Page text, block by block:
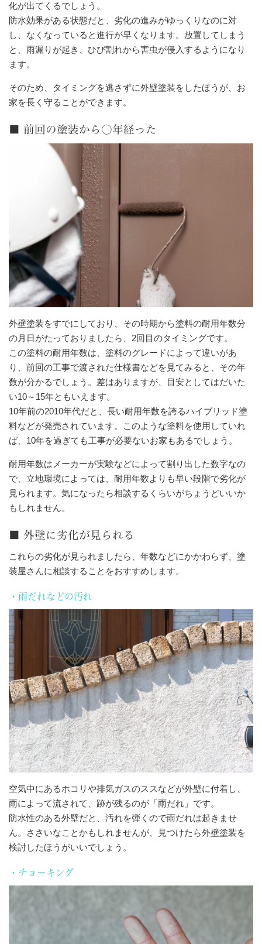
化が出てくるでしょう。
防水効果がある状態だと、劣化の進みがゆっくりなのに対
し、なくなっていると進行が早くなります。放置してしまう
と、雨漏りが起き、ひび割れから害虫が侵入するようになり
ます。
そのため、タイミングを逃さずに外壁塗装をしたほうが、お
家を長く守ることができます。
■ 前回の塗装から○年経った
外壁塗装をすでにしており、その時期から塗料の耐用年数分
の月日がたっておりましたら、2回目のタイミングです。
この塗料の耐用年数は、塗料のグレードによって違いがあ
り、前回の工事で渡された仕様書などを見てみると、その年
数が分かるでしょう。差はありますが、目安としてはだいた
い10～15年ともいえます。
10年前の2010年代だと、長い耐用年数を誇るハイブリッド塗
料などが発売されています。このような塗料を使用していれ
ば、10年を過ぎても工事が必要ないお家もあるでしょう。
耐用年数はメーカーが実験などによって割り出した数字なの
で、立地環境によっては、耐用年数よりも早い段階で劣化が
見られます。気になったら相談するくらいがちょうどいいか
もしれません。
■ 外壁に劣化が見られる
これらの劣化が見られましたら、年数などにかかわらず、塗
装屋さんに相談することをおすすめします。
・雨だれなどの汚れ
空気中にあるホコリや排気ガスのススなどが外壁に付着し、
雨によって流されて、跡が残るのが「雨だれ」です。
防水性のある外壁だと、汚れを弾くので雨だれは起きませ
ん。ささいなことかもしれませんが、見つけたら外壁塗装を
検討したほうがいいでしょう。
・チョーキング